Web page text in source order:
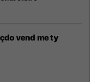
vend me ty